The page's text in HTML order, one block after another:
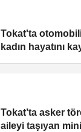
Tokat'ta
kadın hayatını
Tokat’ta asker
aileyi taşıyan